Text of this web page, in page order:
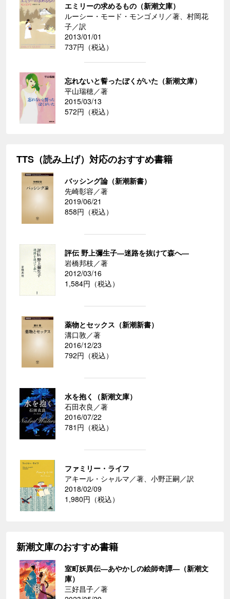
エミリーの求めるもの（新潮文庫）
ルーシー・モード・モンゴメリ／著、村岡花
子／訳
2013/01/01
737円（税込）
忘れないと誓ったぼくがいた（新潮文庫）
平山瑞穂／著
2015/03/13
572円（税込）
TTS（読み上げ）対応のおすすめ書籍
バッシング論（新潮新書）
先崎彰容／著
2019/06/21
858円（税込）
評伝 野上彌生子―迷路を抜けて森へ―
岩橋邦枝／著
2012/03/16
1,584円（税込）
薬物とセックス（新潮新書）
溝口敦／著
2016/12/23
792円（税込）
水を抱く（新潮文庫）
石田衣良／著
2016/07/22
781円（税込）
ファミリー・ライフ
アキール・シャルマ／著、小野正嗣／訳
2018/02/09
1,980円（税込）
新潮文庫のおすすめ書籍
室町妖異伝―あやかしの絵師奇譚―（新潮文
庫）
三好昌子／著